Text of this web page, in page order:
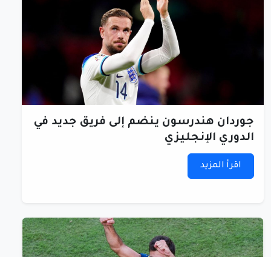
جوردان هندرسون ينضم إلى فريق جديد في
الدوري الإنجليزي
اقرأ المزيد